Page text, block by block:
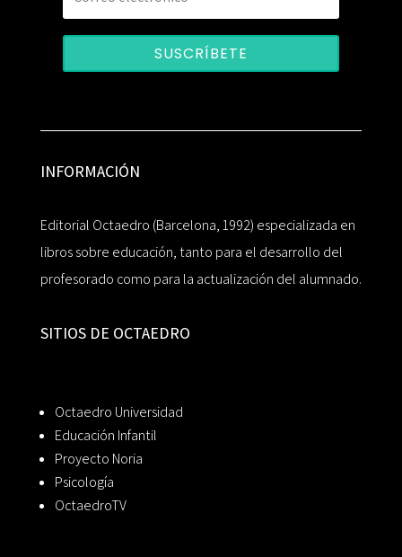
SUSCRÍBETE
INFORMACIÓN
Editorial Octaedro (Barcelona, 1992) especializada en
libros sobre educación, tanto para el desarrollo del
profesorado como para la actualización del alumnado.
SITIOS DE OCTAEDRO
Octaedro Universidad
Educación Infantil
Proyecto Noria
Psicología
OctaedroTV